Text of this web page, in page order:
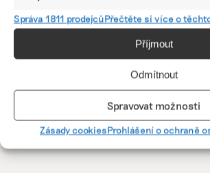
Správa 1811 prodejcůPřečtěte si více o
Příjmout
Odmítnout
Spravovat možnosti
Zásady cookiesProhlášení o ochraně
Ani trend, ani
Udržitelnost je
budoucna a
hodnotu, říká
expertka
Kdybych
postavil pár
pasivních
domů, mělo by
to na klima
nulový dopad,
proto jsem v
CTP, popisuje
manažer